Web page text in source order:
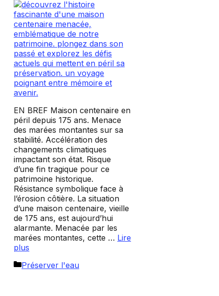
EN BREF Maison centenaire en
péril depuis 175 ans. Menace
des marées montantes sur sa
stabilité. Accélération des
changements climatiques
impactant son état. Risque
d’une fin tragique pour ce
patrimoine historique.
Résistance symbolique face à
l’érosion côtière. La situation
d’une maison centenaire, vieille
de 175 ans, est aujourd’hui
alarmante. Menacée par les
marées montantes, cette … Lire
plus
Catégories
Préserver l'eau